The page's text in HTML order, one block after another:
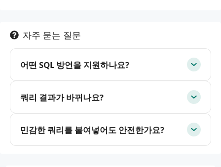
자주 묻는 질문
어떤 SQL 방언을 지원하나요?
쿼리 결과가 바뀌나요?
민감한 쿼리를 붙여넣어도 안전한가요?